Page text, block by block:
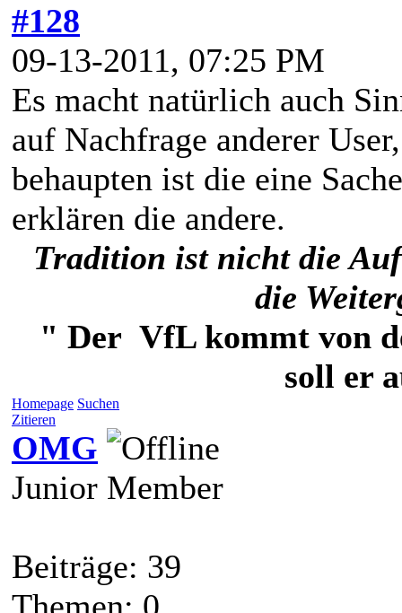
#128
09-13-2011, 07:25 PM
Es macht natürlich auch
auf Nachfrage anderer
behaupten ist die eine
erklären die andere.
Tradition ist nicht die
die
" Der VfL kommt von
soll er
Homepage Suchen
Zitieren
OMG
Junior Member
Beiträge: 39
Themen: 0